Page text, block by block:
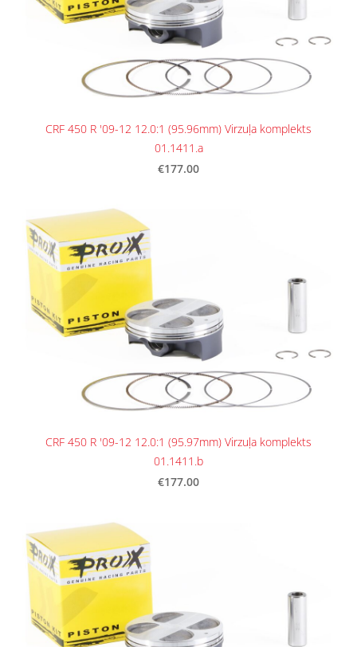
CRF 450 R '09-12 12.0:1 (95.96mm) Virzuļa komplekts
01.1411.a
€177.00
CRF 450 R '09-12 12.0:1 (95.97mm) Virzuļa komplekts
01.1411.b
€177.00